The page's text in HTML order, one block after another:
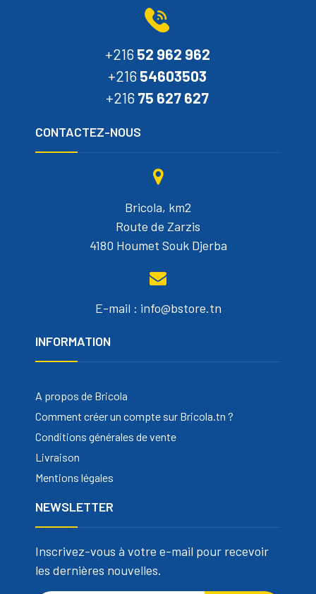
+216 52 962 962
+216 54603503
+216 75 627 627
CONTACTEZ-NOUS
Bricola, km2
Route de Zarzis
4180 Houmet Souk Djerba
E-mail : info@bstore.tn
INFORMATION
A propos de Bricola
Comment créer un compte sur Bricola.tn ?
Conditions générales de vente
Livraison
Mentions légales
NEWSLETTER
Inscrivez-vous à votre e-mail pour recevoir
les dernières nouvelles.